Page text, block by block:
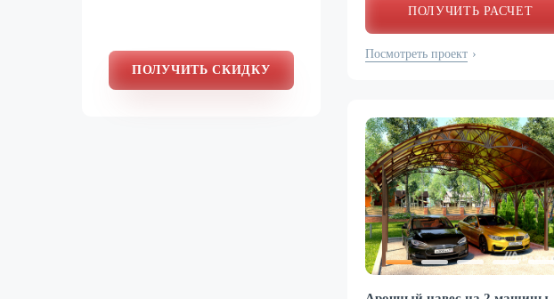
ПОЛУЧИТЬ СКИДКУ
ПОЛУЧИТЬ РАСЧЕТ
Посмотреть проект ›